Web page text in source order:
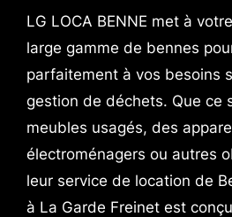
LG LOCA BENNE met à
large gamme de bennes
parfaitement à vos besoins
gestion de déchets. Que ce
meubles usagés, des
électroménagers ou autres
leur service de location de
à La Garde Freinet est